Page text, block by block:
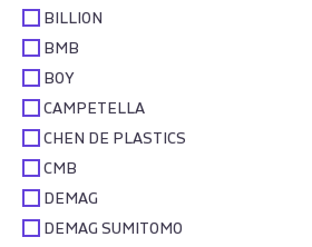
BILLION
BMB
BOY
CAMPETELLA
CHEN DE PLASTICS
CMB
DEMAG
DEMAG SUMITOMO